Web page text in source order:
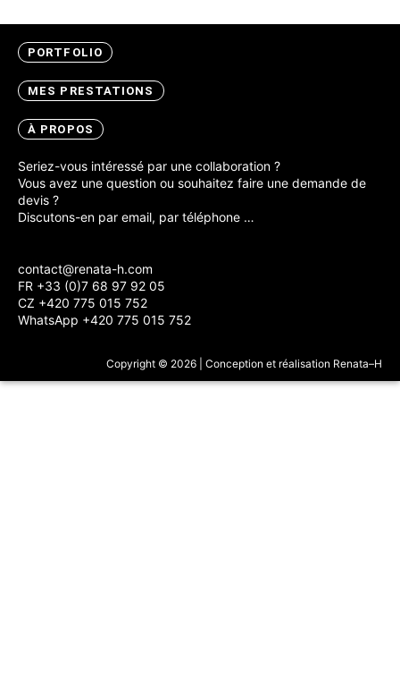
PORTFOLIO
MES PRESTATIONS
À PROPOS
Seriez-vous intéressé par une collaboration ?
Vous avez une question ou souhaitez faire une demande de
devis ?
Discutons-en par email, par téléphone …
contact@renata-h.com
FR +33 (0)7 68 97 92 05
CZ +420 775 015 752
WhatsApp +420 775 015 752
Copyright © 2026 | Conception et réalisation Renata–H